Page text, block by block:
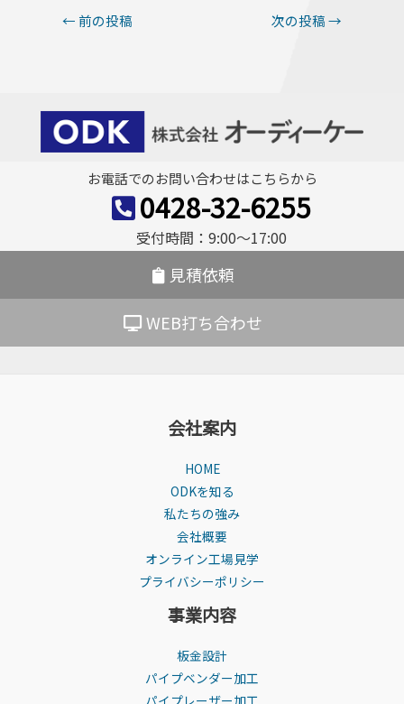
投
ビ
ゲ
ー
ン
← 前の投稿 次の投稿→
お電話でのお問い合わせはこちらから
0428-32-6255
受付時間：9:00〜17:00
見積依頼
WEB打ち合わせ
会社案内
HOME
ODKを知る
私たちの強み
会社概要
オンライン工場見学
プライバシーポリシー
事業内容
板金設計
パイプベンダー加工
パイプレーザー加工